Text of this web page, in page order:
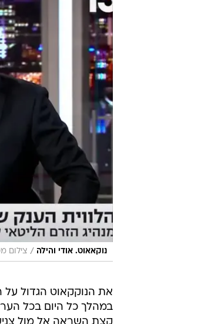
נוקאאוט. אודי והילה / צילום
במהלך כל היום בכל